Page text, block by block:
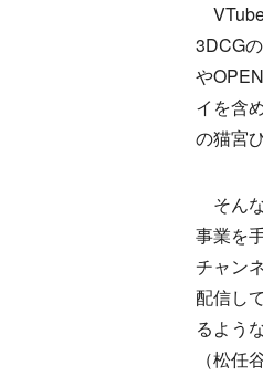
3DCG
や
イを含
の猫宮
そん
事業を
チャン
配信し
るよう
（松